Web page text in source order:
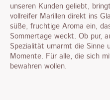
unseren Kunden geliebt,
vollreifer Marillen direkt ins
süße, fruchtige Aroma ein,
Sommertage weckt. Ob pur,
Spezialität umarmt die Sinne
Momente. Für alle, die sich
bewahren wollen.